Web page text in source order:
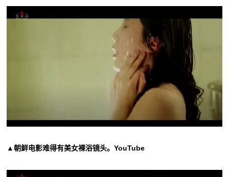
▲朝鲜电影难得有美女裸浴镜头。YouTube